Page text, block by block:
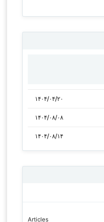
۱۴۰۴/۰۴/۲۰
۱۴۰۴/۰۸/۰۸
۱۴۰۴/۰۸/۱۴
Articles